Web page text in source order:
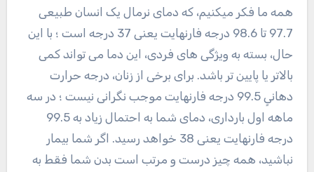
همه ما فکر میکنیم، که دمای نرمال یک انسان طبیعی
97.7 تا 98.6 درجه فارنهایت یعنی 37 درجه است ؛ با این
حال، بسته به ویژگی های فردی، این دما می تواند کمی
بالاتر یا پایین تر باشد. برای برخی از زنان، درجه حرارت
دهانیٍ 99.5 درجه فارنهایت موجب نگرانی نیست ؛ در سه
ماهه اول بارداری، دمای شما به احتمال زیاد به 99.5
درجه فارنهایت یعنی 38 خواهد رسید. اگر شما بیمار
نباشید، همه چیز درست و مرتب است بدن شما فقط به